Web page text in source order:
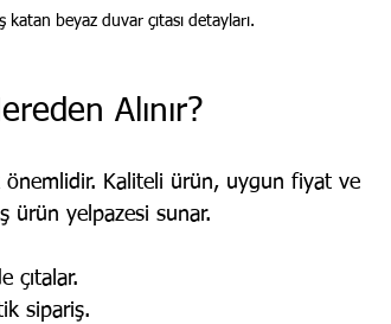
beyaz duvar çıtası detayları.
Alınır?
önemlidir. Kaliteli ürün, uygun fiyat ve
ürün yelpazesi sunar.
çıtalar.
sipariş.